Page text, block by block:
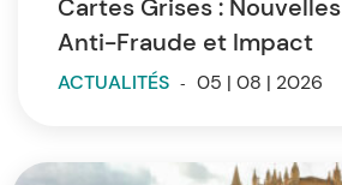
Cartes Grises :
Anti-Fraude et Impact
ACTUALITÉS - 05 | 08 | 2026